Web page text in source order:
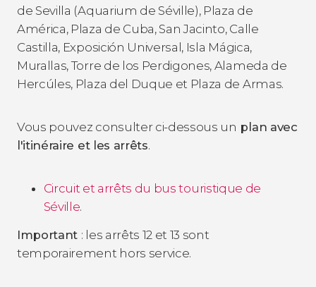
de Sevilla (Aquarium de Séville), Plaza de
América, Plaza de Cuba, San Jacinto, Calle
Castilla, Exposición Universal, Isla Mágica,
Murallas, Torre de los Perdigones, Alameda de
Hercúles, Plaza del Duque et Plaza de Armas.
Vous pouvez consulter ci-dessous un plan avec
l'itinéraire et les arrêts.
Circuit et arrêts du bus touristique de
Séville.
Important : les arrêts 12 et 13 sont
temporairement hors service.